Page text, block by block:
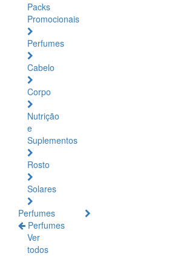
Packs
Promocionais
Perfumes
Cabelo
Corpo
Nutrição
e
Suplementos
Rosto
Solares
Perfumes
Perfumes
Ver
todos